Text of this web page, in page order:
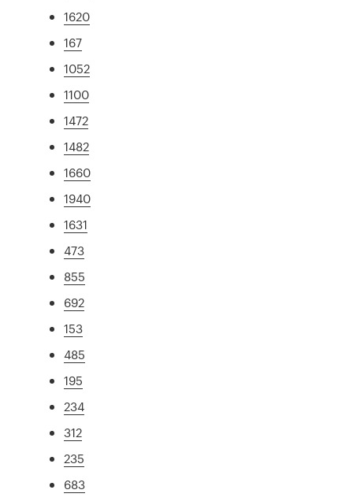
1620
167
1052
1100
1472
1482
1660
1940
1631
473
855
692
153
485
195
234
312
235
683